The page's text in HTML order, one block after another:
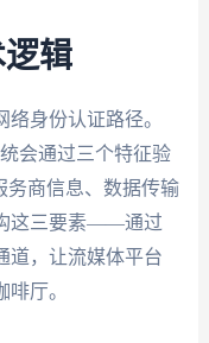
辑
身份认证路径。
会通过三个特征验
务商信息、数据传输
这三要素——通过
道，让流媒体平台
厅。